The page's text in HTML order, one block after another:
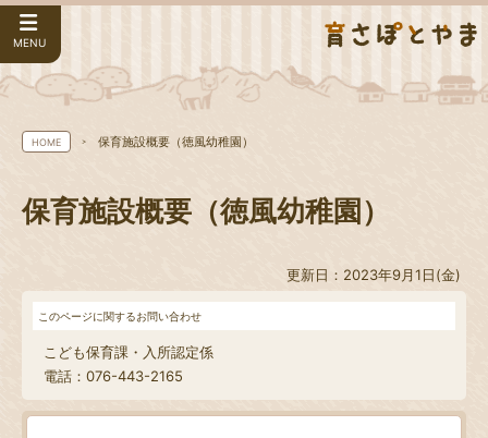
MENU
HOME 保育施設概要（徳風幼稚園）
保育施設概要（徳風幼稚園）
更新日：2023年9月1日(金)
このページに関するお問い合わせ
こども保育課・入所認定係
電話：076-443-2165